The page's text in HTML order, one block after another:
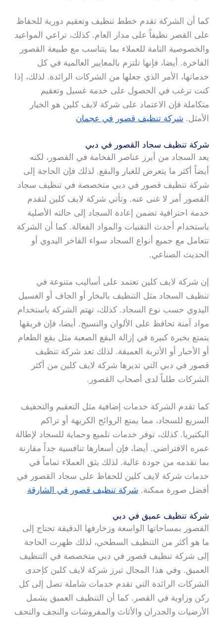
كما أن الشركة تقدم خطط تنظيف وتعقيم دورية للحفاظ
على القصر نظيفاً على مدار العام. كذلك، تراعي المواعيد
والخصوصية التامة للعملاء بما يتناسب مع طبيعة القصور
الفاخرة. أيضا، فإنها تلتزم بالمعايير العالمية في كل
خدماتها، الأمر الذي جعلها من الشركات الرائدة. لذلك، إذا
كنت ترغب في الحصول على خدمة غسيل وتعقيم
متكاملة فإن الاعتماد على شركة لايف كلين هو الخيار
الأمثل. شركة تنظيف قصور في عجمان
شركة تنظيف سجاد القصور في دبي
يعد السجاد من أبرز عناصر الفخامة في القصور، لكنه
أيضاً أكثر ما يتعرض للغبار والبقع. لذلك فإن الحاجة إلى
شركة تنظيف قصور في دبي متخصصة في تنظيف سجاد
القصور أمر لا غنى عنه. وتأتي شركة لايف كلين لتقدم
خدمة احترافية تضمن إعادة السجاد إلى حالته الأصلية
باستخدام أحدث التقنيات والمواد الفعالة. كما أن الشركة
تتعامل مع جميع أنواع السجاد سواء الفاخر اليدوي أو
الحديث الصناعي.
إن شركة لايف كلين تعتمد على أساليب متنوعة في
تنظيف السجاد مثل التنظيف بالبخار أو الجاف أو الغسيل
اليدوي حسب نوع السجاد. كذلك، تهتم الشركة باستخدام
مواد آمنة تحافظ على الألوان والنسيج. أيضا، فإن فريقها
يتمتع بخبرة كبيرة في إزالة البقع الصعبة مثل بقع الطعام
أو الأحبار أو الأتربة العميقة. لذلك تعد شركة تنظيف
قصور في دبي التي تديرها شركة لايف كلين من أكثر
الشركات طلباً لدى أصحاب القصور.
كما تقدم الشركة خدمات إضافية مثل التعقيم والتجفيف
السريع للسجاد، مما يمنع الروائح الكريهة أو تراكم
البكتيريا. كذلك، توفر خدمات تلميع وحماية للسجاد لإطالة
عمره الافتراضي. أيضا، فإن أسعارها تنافسية جداً مقارنة
بما تقدمه من جودة عالية. لذلك يثق العملاء تماماً في
خدمات شركة لايف كلين للحفاظ على سجاد القصور في
أفضل صورة ممكنة. شركة تنظيف قصور في الشارقة
شركة تنظيف عميق في دبي
القصور بمساحاتها الواسعة وزخارفها الدقيقة تحتاج إلى
ما هو أكثر من التنظيف السطحي، لذلك ظهرت الحاجة
إلى شركة تنظيف قصور في دبي متخصصة في التنظيف
العميق. وفي هذا المجال تبرز شركة لايف كلين كإحدى
الشركات الرائدة التي تقدم خدمات شاملة تصل إلى كل
ركن وزاوية في القصر. كما أن التنظيف العميق يشمل
الأرضيات والجدران والأثاث والمفروشات والنجف والتحف